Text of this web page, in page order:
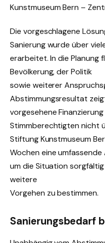
Kunstmuseum Bern –
Die vorgeschlagene
Sanierung wurde über
erarbeitet. In die Planung
Bevölkerung, der Politik
sowie weiterer
Abstimmungsresultat
vorgesehene
Stimmberechtigten nicht
Stiftung Kunstmuseum
Wochen eine
um die Situation
weitere
Vorgehen zu bestimmen.
Sanierungsbedarf